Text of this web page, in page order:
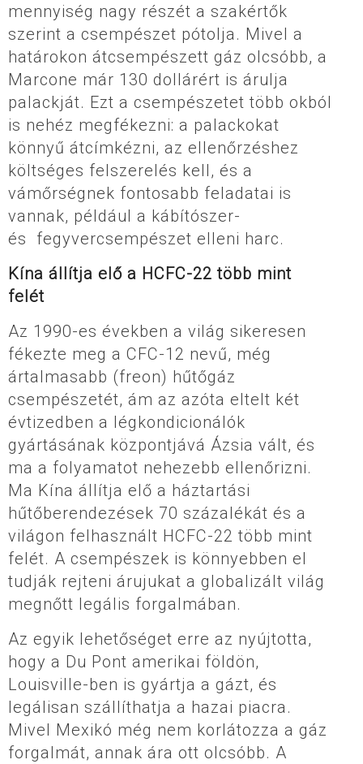
mennyiség nagy részét a szakértők
szerint a csempészet pótolja. Mivel a
határokon átcsempészett gáz olcsóbb, a
Marcone már 130 dollárért is árulja
palackját. Ezt a csempészetet több okból
is nehéz megfékezni: a palackokat
könnyű átcímkézni, az ellenőrzéshez
költséges felszerelés kell, és a
vámőrségnek fontosabb feladatai is
vannak, például a kábítószer-
és fegyvercsempészet elleni harc.
Kína állítja elő a HCFC-22 több mint
felét
Az 1990-es években a világ sikeresen
fékezte meg a CFC-12 nevű, még
ártalmasabb (freon) hűtőgáz
csempészetét, ám az azóta eltelt két
évtizedben a légkondicionálók
gyártásának központjává Ázsia vált, és
ma a folyamatot nehezebb ellenőrizni.
Ma Kína állítja elő a háztartási
hűtőberendezések 70 százalékát és a
világon felhasznált HCFC-22 több mint
felét. A csempészek is könnyebben el
tudják rejteni árujukat a globalizált világ
megnőtt legális forgalmában.
Az egyik lehetőséget erre az nyújtotta,
hogy a Du Pont amerikai földön,
Louisville-ben is gyártja a gázt, és
legálisan szállíthatja a hazai piacra.
Mivel Mexikó még nem korlátozza a gáz
forgalmát, annak ára ott olcsóbb. A